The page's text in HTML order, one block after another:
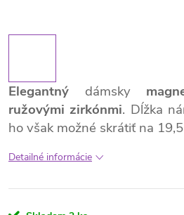
Elegantný dámsky
ružovými zirkónmi. Dĺžka
ho však možné skrátiť na
Detailné informácie